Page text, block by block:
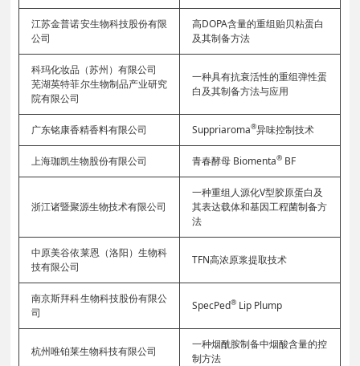
江苏金普诺安生物科技股份有限
公司
高DOPA含量的重组贻贝粘蛋白
及其制备方法
科玛化妆品（苏州）有限公司
芜湖英特菲尔生物制品产业研究
院有限公司
一种具有抗衰活性的重组弹性蛋
白及其制备方法与应用
广东铭康香精香料有限公司 Suppriaroma®异味控制技术
上海珈凯生物股份有限公司 青春酵母 Biomenta® BF
浙江诸暨聚源生物技术有限公司
一种重组人源化V型胶原蛋白及
其表达载体和基因工程菌制备方
法
中原美谷依莱恩（洛阳）生物科
技有限公司
TFN高浓原浆提取技术
南京斯拜科生物科技股份有限公
司
SpecPed® Lip Plump
杭州唯铂莱生物科技有限公司
一种烟酰胺制备中烟酸含量的控
制方法